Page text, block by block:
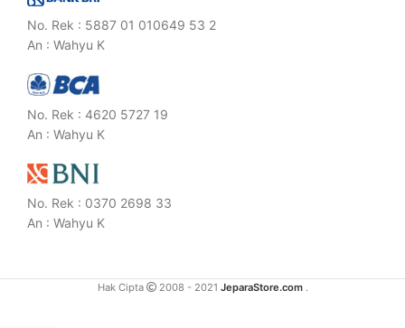
No. Rek : 5887 01 010649 53 2
An : Wahyu K
No. Rek : 4620 5727 19
An : Wahyu K
No. Rek : 0370 2698 33
An : Wahyu K
Hak Cipta 2008 - 2021 JeparaStore.com.